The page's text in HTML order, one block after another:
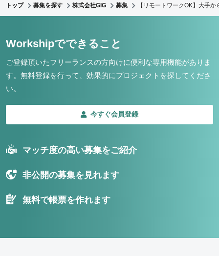
トップ 募集を探す 株式会社GIG 募集 【リモートワークOK】大手
Workshipでできること
ご登録頂いたフリーランスの方向けに便利な専用機能がありま
す。 無料登録を行って、効果的にプロジェクトを探してくださ
い。
今すぐ会員登録
マッチ度の高い募集をご紹介
非公開の募集を見れます
無料で帳票を作れます